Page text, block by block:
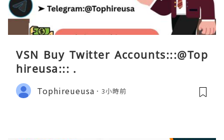
VSN Buy Twitter Accounts:::@Top
hireusa::: .
Tophireueusa 3小時前